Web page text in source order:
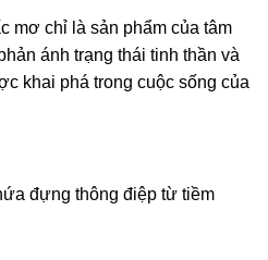
mơ chỉ là sản phẩm của tâm
ánh trạng thái tinh thần và
khai phá trong cuộc sống của
đựng thông điệp từ tiềm